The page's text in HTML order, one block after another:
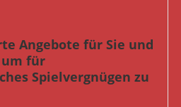
Angebote für Sie und
für
Spielvergnügen zu